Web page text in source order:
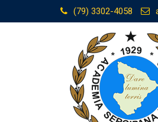
to
(79) 3302-4058